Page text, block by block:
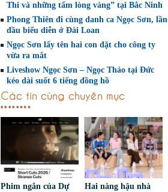
Thi và những tấm lòng vàng” tại Bắc Ninh
Phong Thiên đi cùng danh ca Ngọc Sơn, lần
đầu biểu diễn ở Đài Loan
Ngọc Sơn lấy tên hai con đặt cho công ty
vừa ra mắt
Liveshow Ngọc Sơn – Ngọc Thảo tại Đức
kéo dài suốt 6 tiếng đồng hồ
Các tin cùng chuyên mục
Phim ngắn của Dự
Hai nàng hậu nhà